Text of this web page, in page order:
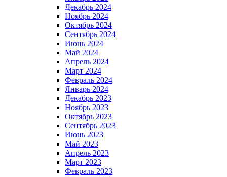
Декабрь 2024
Ноябрь 2024
Октябрь 2024
Сентябрь 2024
Июнь 2024
Май 2024
Апрель 2024
Март 2024
Февраль 2024
Январь 2024
Декабрь 2023
Ноябрь 2023
Октябрь 2023
Сентябрь 2023
Июнь 2023
Май 2023
Апрель 2023
Март 2023
Февраль 2023